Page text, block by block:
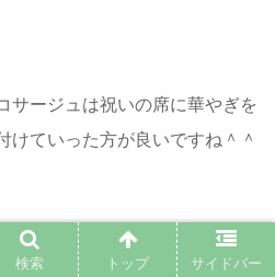
サージュは祝いの席に華やぎを
けていった方が良いですね＾＾
検索 トップ サイドバー